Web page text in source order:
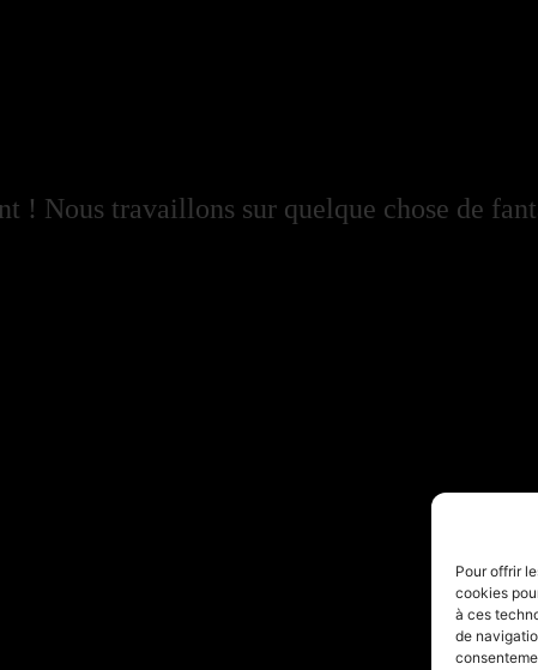
Pour offrir
cookies
à ces
de
! Nous travaillons sur quelque chose de